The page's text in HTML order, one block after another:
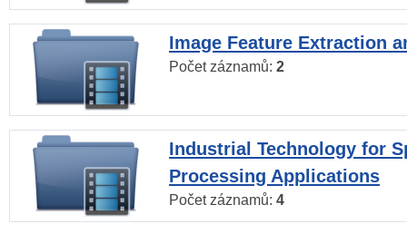
Image Feature Extraction
Počet záznamů: 2
Industrial Technology for
Processing Applications
Počet záznamů: 4